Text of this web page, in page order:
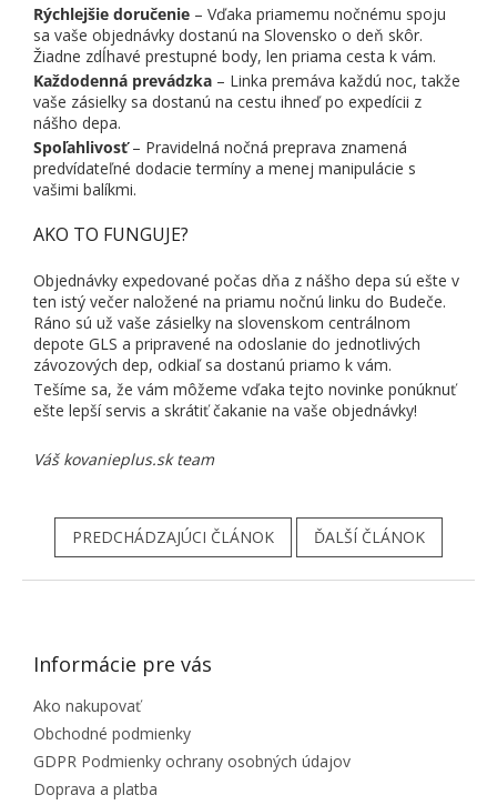
Rýchlejšie doručenie – Vďaka priamemu nočnému spoju
sa vaše objednávky dostanú na Slovensko o deň skôr.
Žiadne zdĺhavé prestupné body, len priama cesta k vám.
Každodenná prevádzka – Linka premáva každú noc, takže
vaše zásielky sa dostanú na cestu ihneď po expedícii z
nášho depa.
Spoľahlivosť– Pravidelná nočná preprava znamená
predvídateľné dodacie termíny a menej manipulácie s
vašimi balíkmi.
AKO TO FUNGUJE?
Objednávky expedované počas dňa z nášho depa sú ešte v
ten istý večer naložené na priamu nočnú linku do Budeče.
Ráno sú už vaše zásielky na slovenskom centrálnom
depote GLS a pripravené na odoslanie do jednotlivých
závozových dep, odkiaľ sa dostanú priamo k vám.
Tešíme sa, že vám môžeme vďaka tejto novinke ponúknuť
ešte lepší servis a skrátiť čakanie na vaše objednávky!
Váš kovanieplus.sk team
PREDCHÁDZAJÚCI ČLÁNOK ĎALŠÍ ČLÁNOK
ZÁPÄTIE
Informácie pre vás
Ako nakupovať
Obchodné podmienky
GDPR Podmienky ochrany osobných údajov
Doprava a platba